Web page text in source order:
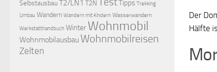
Der
Hälfte
SelbstausbauT2/LN1 T2N Tipps Trekking
Umbau Wandern Wandern mit Kindern Wasserwandern
Werkstatthandbuch Winter Wohnmobil
Wohnmobilausbau Wohnmobilreisen
Zelten